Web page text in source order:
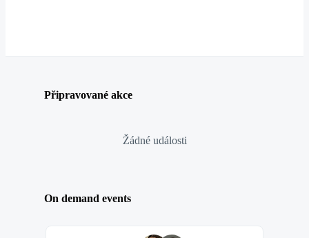
Připravované akce
Žádné události
On demand events